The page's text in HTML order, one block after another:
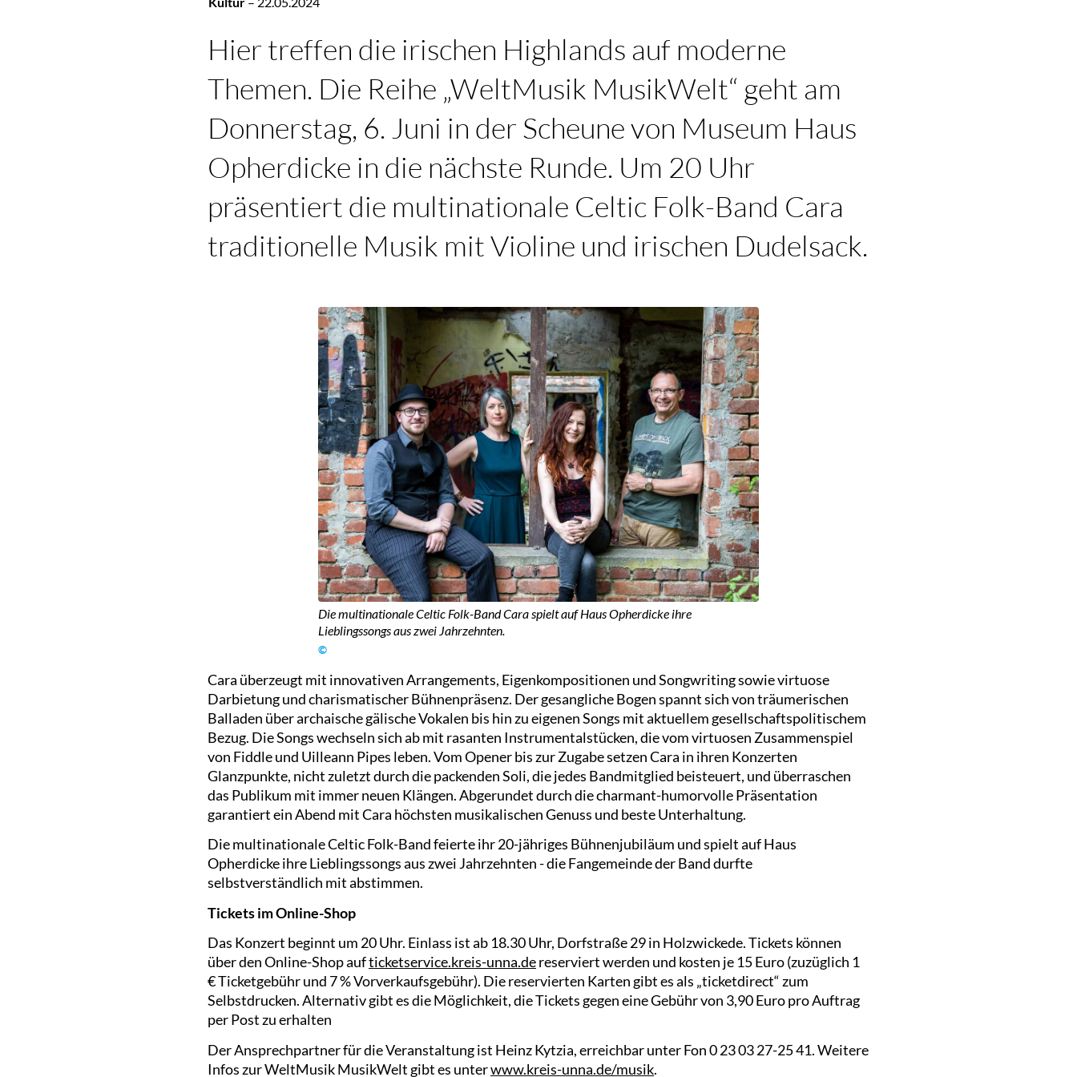
Hier treffen die irischen Highlands auf moderne
Themen. Die Reihe „WeltMusik MusikWelt“ geht am
Donnerstag, 6. Juni in der Scheune von Museum Haus
Opherdicke in die nächste Runde. Um 20 Uhr
präsentiert die multinationale Celtic Folk-Band Cara
traditionelle Musik mit Violine und irischen Dudelsack.
Die multinationale Celtic Folk-Band Cara spielt auf Haus Opherdicke ihre
Lieblingssongs aus zwei Jahrzehnten.
©
Cara überzeugt mit innovativen Arrangements, Eigenkompositionen und Songwriting sowie virtuose
Darbietung und charismatischer Bühnenpräsenz. Der gesangliche Bogen spannt sich von träumerischen
Balladen über archaische gälische Vokalen bis hin zu eigenen Songs mit aktuellem gesellschaftspolitischem
Bezug. Die Songs wechseln sich ab mit rasanten Instrumentalstücken, die vom virtuosen Zusammenspiel
von Fiddle und Uilleann Pipes leben. Vom Opener bis zur Zugabe setzen Cara in ihren Konzerten
Glanzpunkte, nicht zuletzt durch die packenden Soli, die jedes Bandmitglied beisteuert, und überraschen
das Publikum mit immer neuen Klängen. Abgerundet durch die charmant-humorvolle Präsentation
garantiert ein Abend mit Cara höchsten musikalischen Genuss und beste Unterhaltung.
Die multinationale Celtic Folk-Band feierte ihr 20-jähriges Bühnenjubiläum und spielt auf Haus
Opherdicke ihre Lieblingssongs aus zwei Jahrzehnten - die Fangemeinde der Band durfte
selbstverständlich mit abstimmen.
Tickets im Online-Shop
Das Konzert beginnt um 20 Uhr. Einlass ist ab 18.30 Uhr, Dorfstraße 29 in Holzwickede. Tickets können
über den Online-Shop aufticketservice.kreis-unna.dereserviert werden und kosten je 15 Euro (zuzüglich 1
€ Ticketgebühr und 7 % Vorverkaufsgebühr). Die reservierten Karten gibt es als „ticketdirect“ zum
Selbstdrucken. Alternativ gibt es die Möglichkeit, die Tickets gegen eine Gebühr von 3,90 Euro pro Auftrag
per Post zu erhalten
Der Ansprechpartner für die Veranstaltung ist Heinz Kytzia, erreichbar unter Fon 0 23 03 27-25 41. Weitere
Infos zur WeltMusik MusikWelt gibt es unterwww.kreis-unna.de/musik.